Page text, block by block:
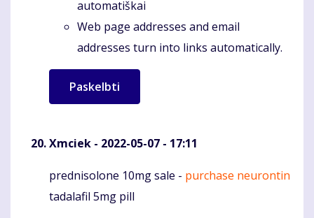
automatiškai
Web page addresses and email
addresses turn into links automatically.
Xmciek - 2022-05-07 - 17:11
Komentaras
prednisolone 10mg sale - purchase neurontin
tadalafil 5mg pill